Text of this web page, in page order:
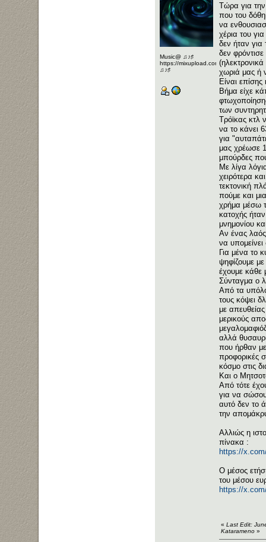
Music@ ♫♪♯
https://mixupload.com/u/Katarameno/
♫♪♯
Τώρα για την
που του
να
χέρια του
δεν ήταν για
δεν
χωριά μας ή
Είναι
Βήμα είχε
των
Τρόϊκας κτλ
να το κάνει
για
μας χρέωσε
μπούρδες
Με λίγα
χειρότερα
τεκτονική
πούμε και
χρήμα μέσω
κατοχής
μνημονίου
Αν ένας
να
Για μένα το
ψηφίζουμε
έχουμε κάθε
Σύνταγμα ο
Από τα
τους κόψει
με
μερικούς
αλλά
που ήρθαν
προφορικές
κόσμο στις
Και ο
Από τότε
για να
αυτό δεν το
την
Αλλιώς η
πίνακα :
https://
Ο μέσος
του μέσου
https://
« Last Edit:
Katarameno »